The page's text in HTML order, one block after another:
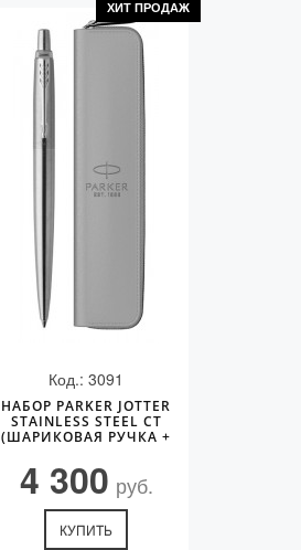
ХИТ ПРОДАЖ
Код.: 3091
НАБОР PARKER JOTTER
STAINLESS STEEL CT
(ШАРИКОВАЯ РУЧКА +
4 300 руб.
КУПИТЬ